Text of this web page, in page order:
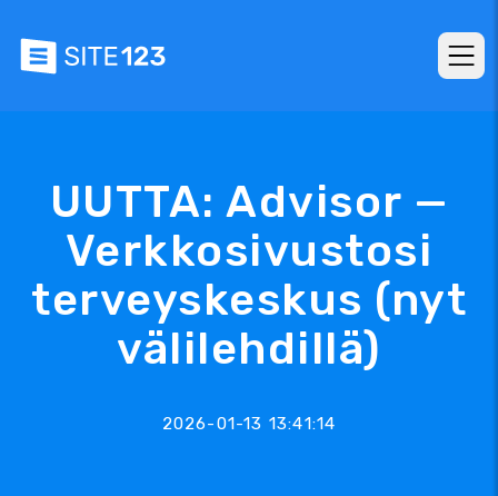
UUTTA: Advisor —
Verkkosivustosi
terveyskeskus (nyt
välilehdillä)
2026-01-13 13:41:14